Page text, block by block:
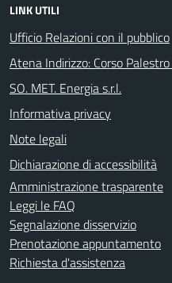
LINK UTILI
Ufficio Relazioni con il pubblico
Atena Indirizzo: Corso
SO. MET. Energia s.r.l.
Informativa privacy
Note legali
Dichiarazione di accessibilità
Amministrazione trasparente
Leggi le FAQ
Segnalazione disservizio
Prenotazione appuntamento
Richiesta d'assistenza